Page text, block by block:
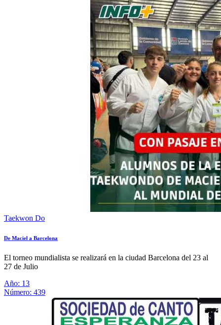
Taekwon Do
De Maciel a Barcelona
El torneo mundialista se realizará en la ciudad Barcelona del 23 al
27 de Julio
Año: 13
Número: 439